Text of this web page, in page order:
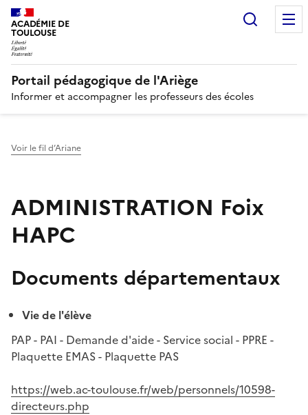
ACADÉMIE DE
TOULOUSE
Portail pédagogique de l'Ariège
Informer et accompagner les professeurs des écoles
Voir le fil d’Ariane
ADMINISTRATION Foix
HAPC
Documents départementaux
Vie de l'élève
PAP - PAI - Demande d'aide - Service social - PPRE -
Plaquette EMAS - Plaquette PAS
https://web.ac-toulouse.fr/web/personnels/10598-
directeurs.php